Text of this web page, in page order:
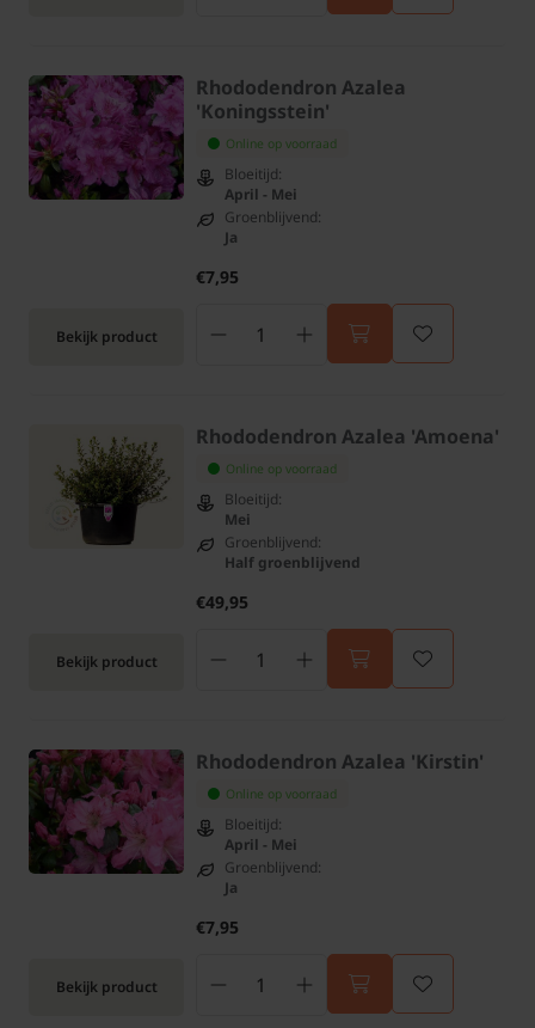
Bekijk product
Rhododendron Azalea
'Koningsstein'
Online op voorraad
Bloeitijd:
April - Mei
Groenblijvend:
Ja
€7,95
Bekijk product
Rhododendron Azalea 'Amoena'
Online op voorraad
Bloeitijd:
Mei
Groenblijvend:
Half groenblijvend
€49,95
Bekijk product
Rhododendron Azalea 'Kirstin'
Online op voorraad
Bloeitijd:
April - Mei
Groenblijvend:
Ja
€7,95